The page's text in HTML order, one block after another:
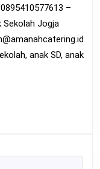
SD
Di
BENER
Sekolah Jogja
anak SD, anak